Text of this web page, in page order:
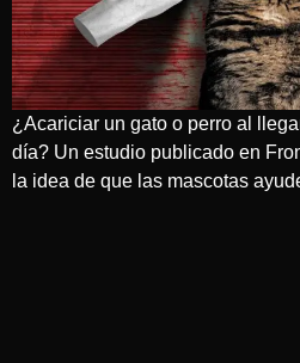
¿Acariciar un gato o perro al
día? Un estudio publicado en
la idea de que las mascotas